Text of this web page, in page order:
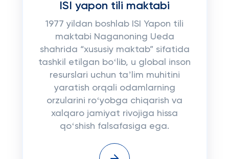
ISI yapon tili maktabi
1977 yildan boshlab ISI Yapon tili
maktabi Naganoning Ueda
shahrida “xususiy maktab” sifatida
tashkil etilgan boʻlib, u global inson
resurslari uchun taʼlim muhitini
yaratish orqali odamlarning
orzularini roʻyobga chiqarish va
xalqaro jamiyat rivojiga hissa
qoʻshish falsafasiga ega.